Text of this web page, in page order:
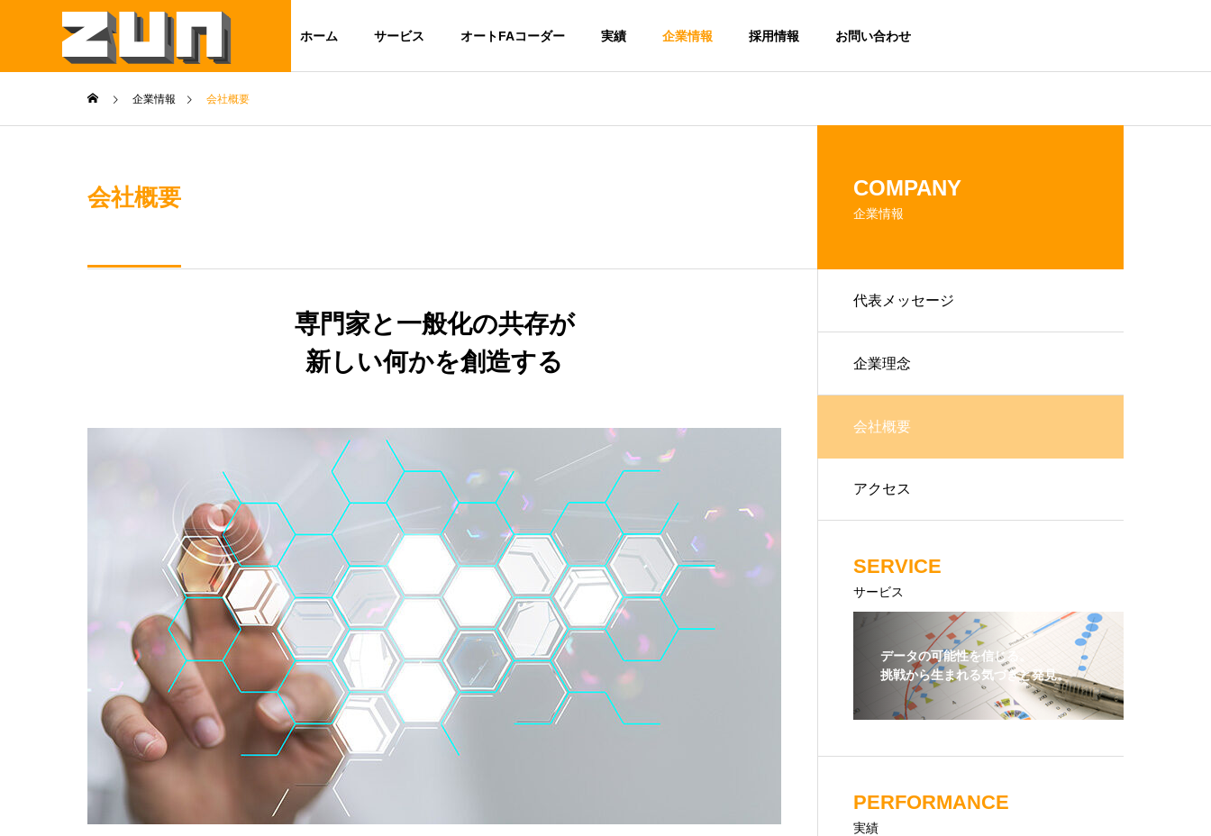
ホーム サービス オートFAコーダー 実績 企業情報 採用情報 お問い合わせ
サービス
STATISTICAL AN
ALYSIS
データ分析・統計分
TEXT MINING
MARKETING RES
企業情報
会社概要
OUTLINE
企業情報 会社概要
会社概要
専門家と一般化の共存が
新しい何かを創造する
COMPANY
企業情報
代表メッセージ
企業理念
会社概要
アクセス
SERVICE
サービス
データの可能性を信じる。
挑戦から生まれる気づきと発見。
PERFORMANCE
実績